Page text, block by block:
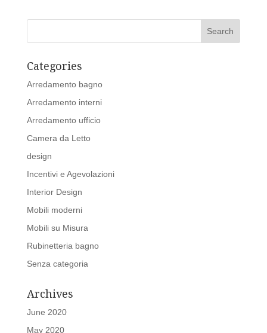
Categories
Arredamento bagno
Arredamento interni
Arredamento ufficio
Camera da Letto
design
Incentivi e Agevolazioni
Interior Design
Mobili moderni
Mobili su Misura
Rubinetteria bagno
Senza categoria
Archives
June 2020
May 2020